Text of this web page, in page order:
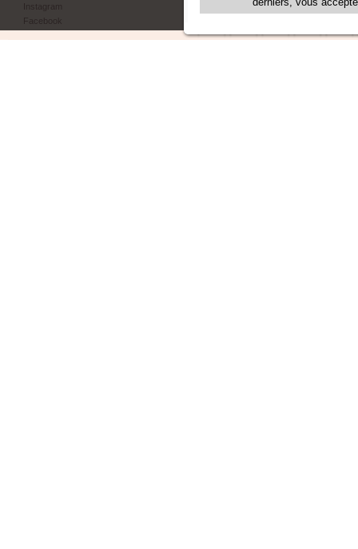
Instagram
Facebook
Programme de fidélité